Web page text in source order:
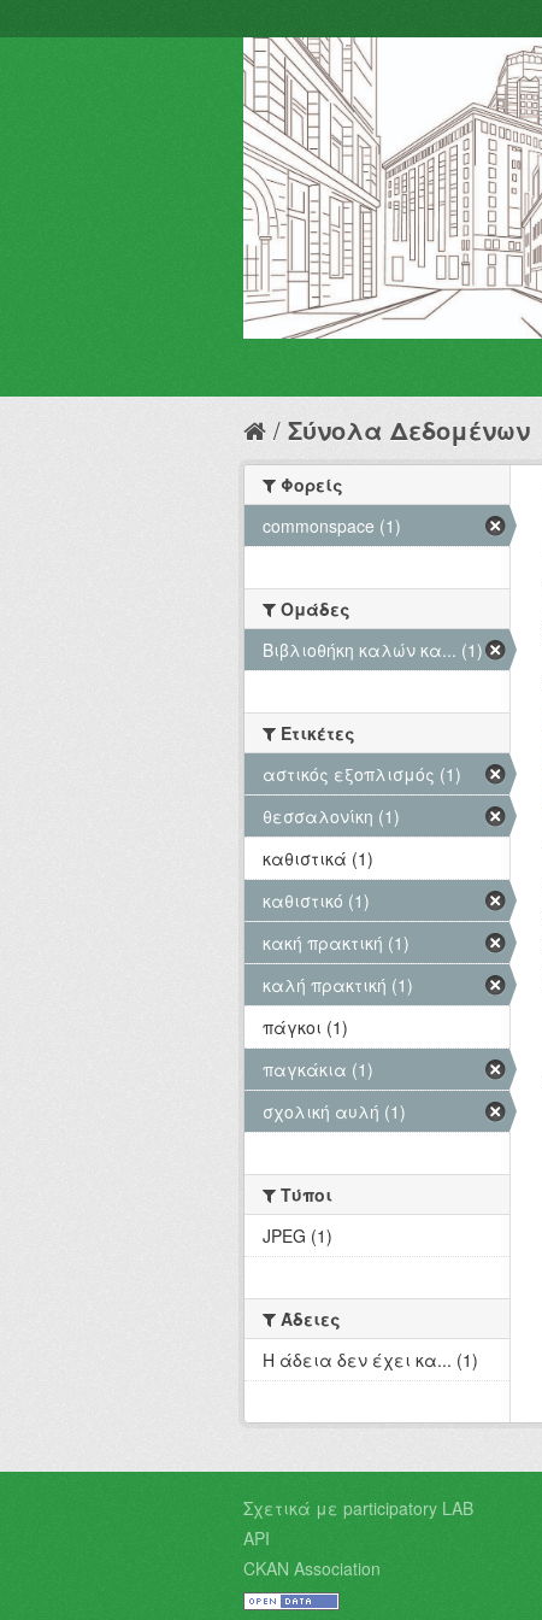
Σύνολα Δεδομένων
Φορείς
commonspace (1)
Ομάδες
Βιβλιοθήκη καλών κα... (1)
Ετικέτες
αστικός εξοπλισμός (1)
θεσσαλονίκη (1)
καθιστικά (1)
καθιστικό (1)
κακή πρακτική (1)
καλή πρακτική (1)
πάγκοι (1)
παγκάκια (1)
σχολική αυλή (1)
Τύποι
JPEG (1)
Άδειες
Η άδεια δεν έχει κα... (1)
Σχετικά με participatory LAB
API
CKAN Association